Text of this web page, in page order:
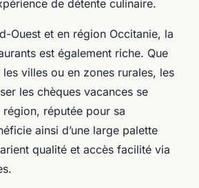
de détente culinaire.
Ouest et en région Occitanie, la
est également riche. Que
villes ou en zones rurales, les
les chèques vacances se
réputée pour sa
ainsi d’une large palette
qualité et accès facilité via